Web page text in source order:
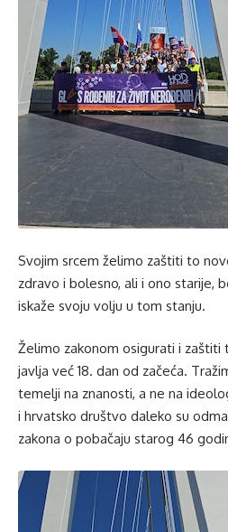
Svojim srcem želimo zaštiti to
zdravo i bolesno, ali i ono starije,
iskaže svoju volju u tom stanju.
Želimo zakonom osigurati i zaštiti
javlja već 18. dan od začeća.
temelji na znanosti, a ne na
i hrvatsko društvo daleko su
zakona o pobačaju starog 46